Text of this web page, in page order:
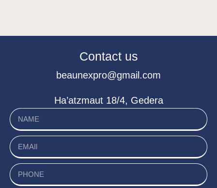
Contact us
beaunexpro@gmail.com
Ha’atzmaut 18/4, Gedera